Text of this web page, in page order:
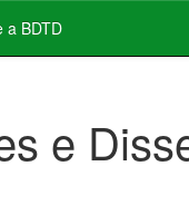
a BDTD
e